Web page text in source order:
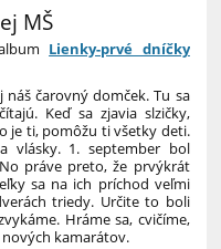
MŠ
Lienky-prvé dníčky
čarovný domček. Tu sa
Keď sa zjavia slzičky,
je ti, pomôžu ti všetky deti.
vlásky. 1. september bol
práve preto, že prvýkrát
sa na ich príchod veľmi
triedy. Určite to boli
Hráme sa, cvičíme,
nových kamarátov.